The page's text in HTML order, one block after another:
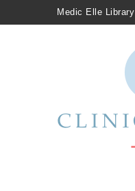
Medic Elle Library